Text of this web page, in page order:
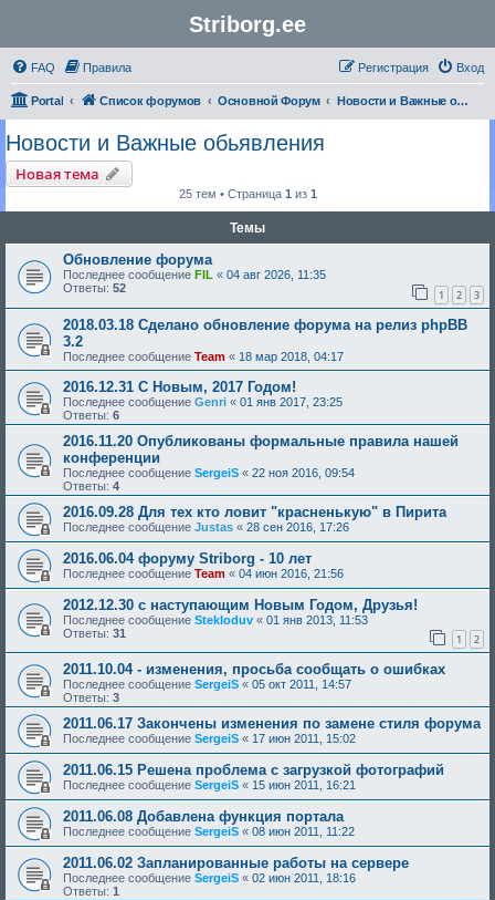
Striborg.ee
FAQ Правила Вход
Регистрация
Portal Список форумов Основной Форум Новости и Важные обьявления
Новости и Важные обьявления
Новая тема
25 тем • Страница 1 из 1
Темы
Обновление форума
Последнее сообщение FIL « 04 авг 2026, 11:35
Ответы: 52 1 2 3
2018.03.18 Сделано обновление форума на релиз phpBB
3.2
Последнее сообщение Team « 18 мар 2018, 04:17
2016.12.31 С Новым, 2017 Годом!
Последнее сообщение Genri « 01 янв 2017, 23:25
Ответы: 6
2016.11.20 Опубликованы формальные правила нашей
конференции
Последнее сообщение SergeiS « 22 ноя 2016, 09:54
Ответы: 4
2016.09.28 Для тех кто ловит "красненькую" в Пирита
Последнее сообщение Justas « 28 сен 2016, 17:26
2016.06.04 форуму Striborg - 10 лет
Последнее сообщение Team « 04 июн 2016, 21:56
2012.12.30 с наступающим Новым Годом, Друзья!
Последнее сообщение Stekloduv « 01 янв 2013, 11:53
Ответы: 31 1 2
2011.10.04 - изменения, просьба сообщать о ошибках
Последнее сообщение SergeiS « 05 окт 2011, 14:57
Ответы: 3
2011.06.17 Закончены изменения по замене стиля форума
Последнее сообщение SergeiS « 17 июн 2011, 15:02
2011.06.15 Решена проблема с загрузкой фотографий
Последнее сообщение SergeiS « 15 июн 2011, 16:21
2011.06.08 Добавлена функция портала
Последнее сообщение SergeiS « 08 июн 2011, 11:22
2011.06.02 Запланированные работы на сервере
Последнее сообщение SergeiS « 02 июн 2011, 18:16
Ответы: 1